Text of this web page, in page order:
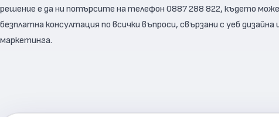
решение е да ни потърсите на телефон 0887 288 822, където
безплатна консултация по всички въпроси, свързани с уеб дизайна
маркетинга.